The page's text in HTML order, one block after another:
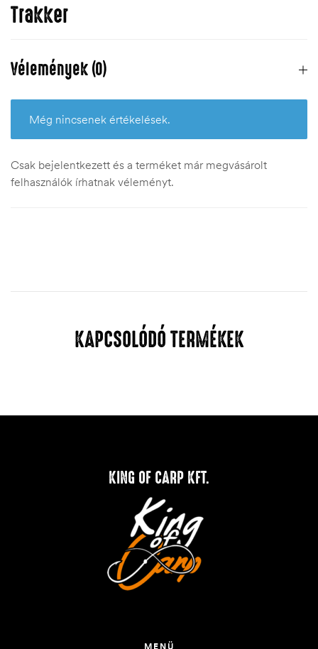
Trakker
Vélemények (0)
Még nincsenek értékelések.
Csak bejelentkezett és a terméket már megvásárolt
felhasználók írhatnak véleményt.
KAPCSOLÓDÓ TERMÉKEK
KING OF CARP KFT.
MENÜ